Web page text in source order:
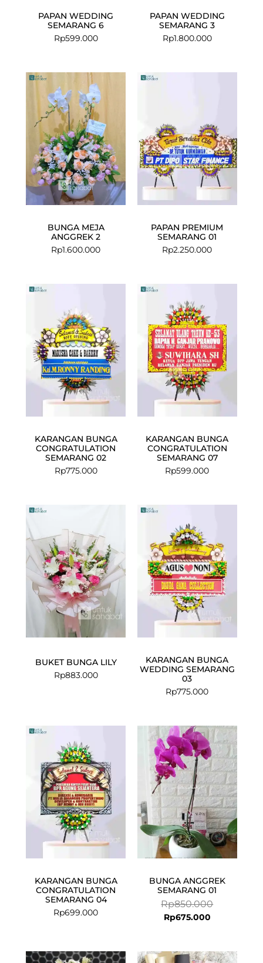
PAPAN WEDDING
SEMARANG 6
Rp599.000
PAPAN WEDDING
SEMARANG 3
Rp1.800.000
BUNGA MEJA
ANGGREK 2
Rp1.600.000
PAPAN PREMIUM
SEMARANG 01
Rp2.250.000
KARANGAN BUNGA
CONGRATULATION
SEMARANG 02
Rp775.000
KARANGAN BUNGA
CONGRATULATION
SEMARANG 07
Rp599.000
BUKET BUNGA LILY
Rp883.000
KARANGAN BUNGA
WEDDING SEMARANG
03
Rp775.000
KARANGAN BUNGA
CONGRATULATION
SEMARANG 04
Rp699.000
BUNGA ANGGREK
SEMARANG 01
Rp850.000
Original
price
was:
Rp850.000.
Rp675.000
Current
price
is:
Rp675.000.
Original
Current